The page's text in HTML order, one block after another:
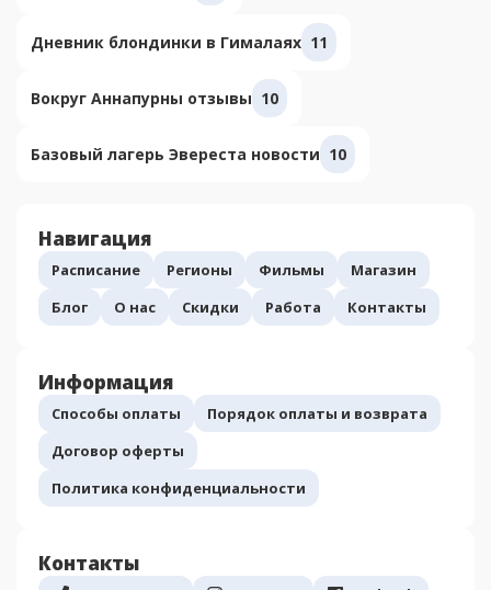
Дневник блондинки в Гималаях 11
Вокруг Аннапурны отзывы 10
Базовый лагерь Эвереста новости 10
Навигация
Расписание Регионы Фильмы
Магазин
Блог
О нас Скидки Работа Контакты
Информация
Способы оплаты
Порядок оплаты и возврата
Договор оферты
Политика конфиденциальности
Контакты